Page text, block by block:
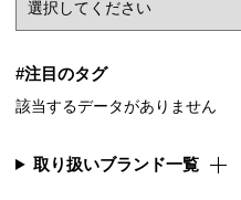
#注目のタグ
該当するデータがありません
取り扱いブランド一覧